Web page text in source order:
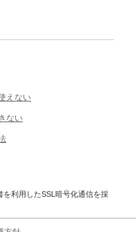
えない
ない
を利用したSSL暗号化通信を採